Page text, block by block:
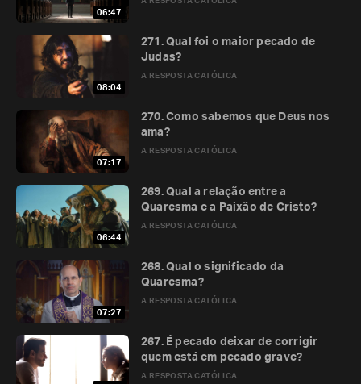
06:47
08:04
A RESPOSTA CATÓLICA
271. Qual foi o maior pecado de
Judas?
07:17
A RESPOSTA CATÓLICA
270. Como sabemos que Deus nos
ama?
06:44
A RESPOSTA CATÓLICA
269. Qual a relação entre a
Quaresma e a Paixão de Cristo?
07:27
A RESPOSTA CATÓLICA
268. Qual o significado da
Quaresma?
A RESPOSTA CATÓLICA
267. É pecado deixar de corrigir
quem está em pecado grave?